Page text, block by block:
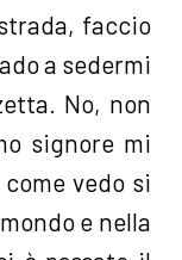
faccio
a sedermi
No, non
signore mi
vedo si
e nella